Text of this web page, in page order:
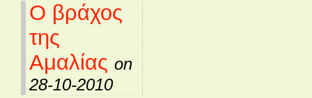
Ο βράχος
της
Αμαλίας on
28-10-2010